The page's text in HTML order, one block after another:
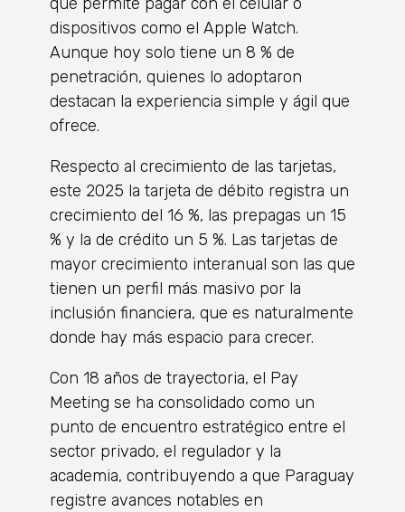
dispositivos como el Apple Watch.
Aunque hoy solo tiene un 8 % de
penetración, quienes lo adoptaron
destacan la experiencia simple y ágil que
ofrece.
Respecto al crecimiento de las tarjetas,
este 2025 la tarjeta de débito registra un
crecimiento del 16 %, las prepagas un 15
% y la de crédito un 5 %. Las tarjetas de
mayor crecimiento interanual son las que
tienen un perfil más masivo por la
inclusión financiera, que es naturalmente
donde hay más espacio para crecer.
Con 18 años de trayectoria, el Pay
Meeting se ha consolidado como un
punto de encuentro estratégico entre el
sector privado, el regulador y la
academia, contribuyendo a que Paraguay
registre avances notables en